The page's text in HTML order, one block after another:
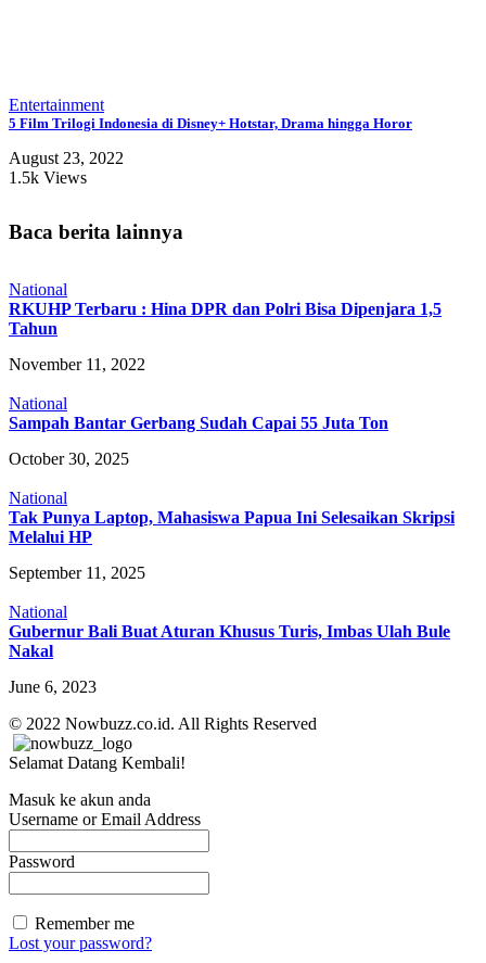
Entertainment
5 Film Trilogi Indonesia di Disney+ Hotstar, Drama hingga Horor
August 23, 2022
1.5k Views
Baca berita lainnya
National
RKUHP Terbaru : Hina DPR dan Polri Bisa Dipenjara 1,5
Tahun
November 11, 2022
National
Sampah Bantar Gerbang Sudah Capai 55 Juta Ton
October 30, 2025
National
Tak Punya Laptop, Mahasiswa Papua Ini Selesaikan Skripsi
Melalui HP
September 11, 2025
National
Gubernur Bali Buat Aturan Khusus Turis, Imbas Ulah Bule
Nakal
June 6, 2023
© 2022 Nowbuzz.co.id. All Rights Reserved
Selamat Datang Kembali!
Masuk ke akun anda
Username or Email Address
Password
Remember me
Lost your password?